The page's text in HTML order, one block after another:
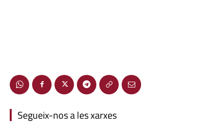
Segueix-nos a les xarxes